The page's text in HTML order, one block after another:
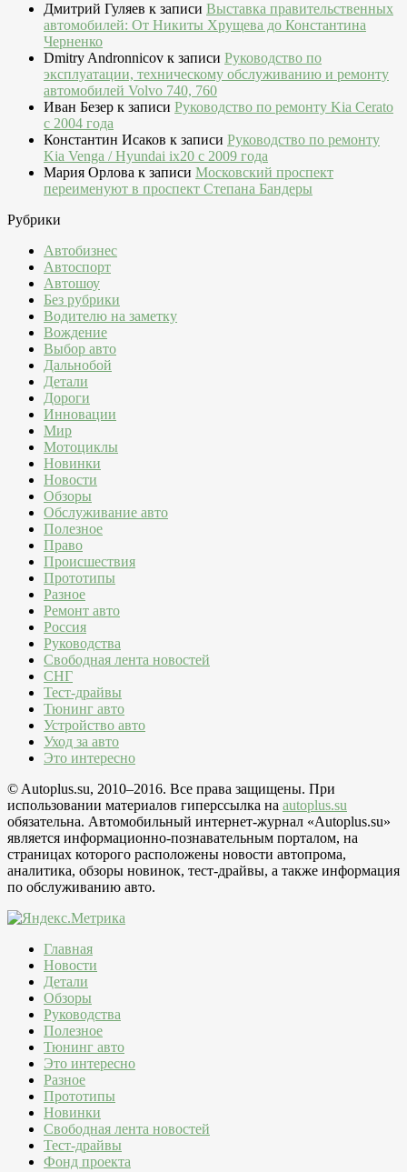
Дмитрий Гуляев к записи Выставка правительственных
автомобилей: От Никиты Хрущева до Константина
Черненко
Dmitry Andronnicov к записи Руководство по
эксплуатации, техническому обслуживанию и ремонту
автомобилей Volvo 740, 760
Иван Безер к записи Руководство по ремонту Kia Cerato
c 2004 года
Константин Исаков к записи Руководство по ремонту
Kia Venga / Hyundai ix20 c 2009 года
Мария Орлова к записи Московский проспект
переименуют в проспект Степана Бандеры
Рубрики
Автобизнес
Автоспорт
Автошоу
Без рубрики
Водителю на заметку
Вождение
Выбор авто
Дальнобой
Детали
Дороги
Инновации
Мир
Мотоциклы
Новинки
Новости
Обзоры
Обслуживание авто
Полезное
Право
Происшествия
Прототипы
Разное
Ремонт авто
Россия
Руководства
Свободная лента новостей
СНГ
Тест-драйвы
Тюнинг авто
Устройство авто
Уход за авто
Это интересно
© Autoplus.su, 2010–2016. Все права защищены. При
использовании материалов гиперссылка на autoplus.su
обязательна. Автомобильный интернет-журнал «Autoplus.su»
является информационно-познавательным порталом, на
страницах которого расположены новости автопрома,
аналитика, обзоры новинок, тест-драйвы, а также информация
по обслуживанию авто.
Главная
Новости
Детали
Обзоры
Руководства
Полезное
Тюнинг авто
Это интересно
Разное
Прототипы
Новинки
Свободная лента новостей
Тест-драйвы
Фонд проекта